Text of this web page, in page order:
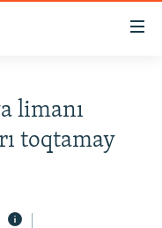
limanı
toqtamay